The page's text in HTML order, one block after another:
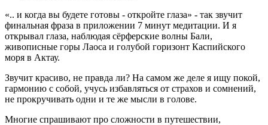
«.. и когда вы будете готовы - откройте глаза» - так звучит
финальная фраза в приложении 7 минут медитации. И я
открывал глаза, наблюдая сëрферские волны Бали,
живописные горы Лаоса и голубой горизонт Каспийского
моря в Актау.
Звучит красиво, не правда ли? На самом же деле я ищу покой,
гармонию с собой, учусь избавляться от страхов и сомнений,
не прокручивать одни и те же мысли в голове.
Многие спрашивают про сложности в путешествии,